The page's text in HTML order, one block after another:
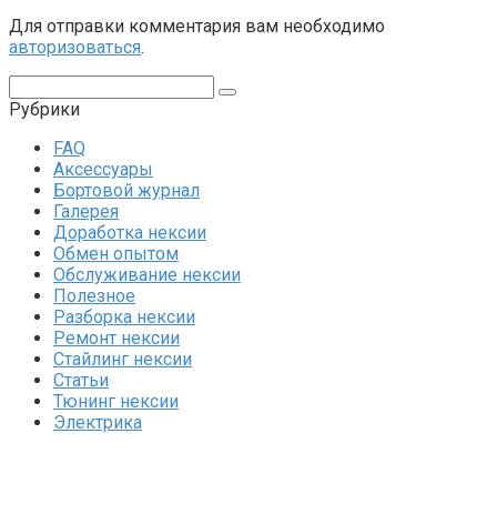
Для отправки комментария вам необходимо
авторизоваться.
Рубрики
FAQ
Аксессуары
Бортовой журнал
Галерея
Доработка нексии
Обмен опытом
Обслуживание нексии
Полезное
Разборка нексии
Ремонт нексии
Стайлинг нексии
Статьи
Тюнинг нексии
Электрика